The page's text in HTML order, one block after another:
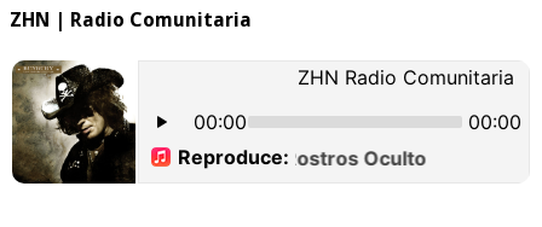
ZHN | Radio Comunitaria